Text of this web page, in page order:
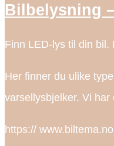
Bilbelysning
Finn LED-lys til din
Her finner du ulike
varsellysbjelker. Vi
https://